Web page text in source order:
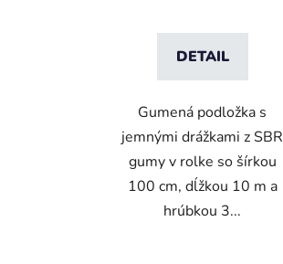
DETAIL
Gumená podložka s
jemnými drážkami z SBR
gumy v rolke so šírkou
100 cm, dĺžkou 10 m a
hrúbkou 3...